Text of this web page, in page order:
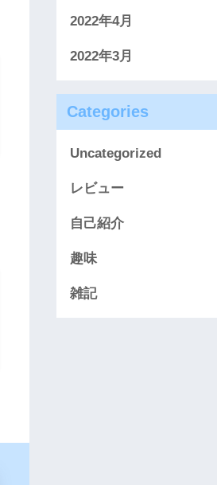
2022年4月
2022年3月
Categories
Uncategorized
レビュー
自己紹介
趣味
雑記